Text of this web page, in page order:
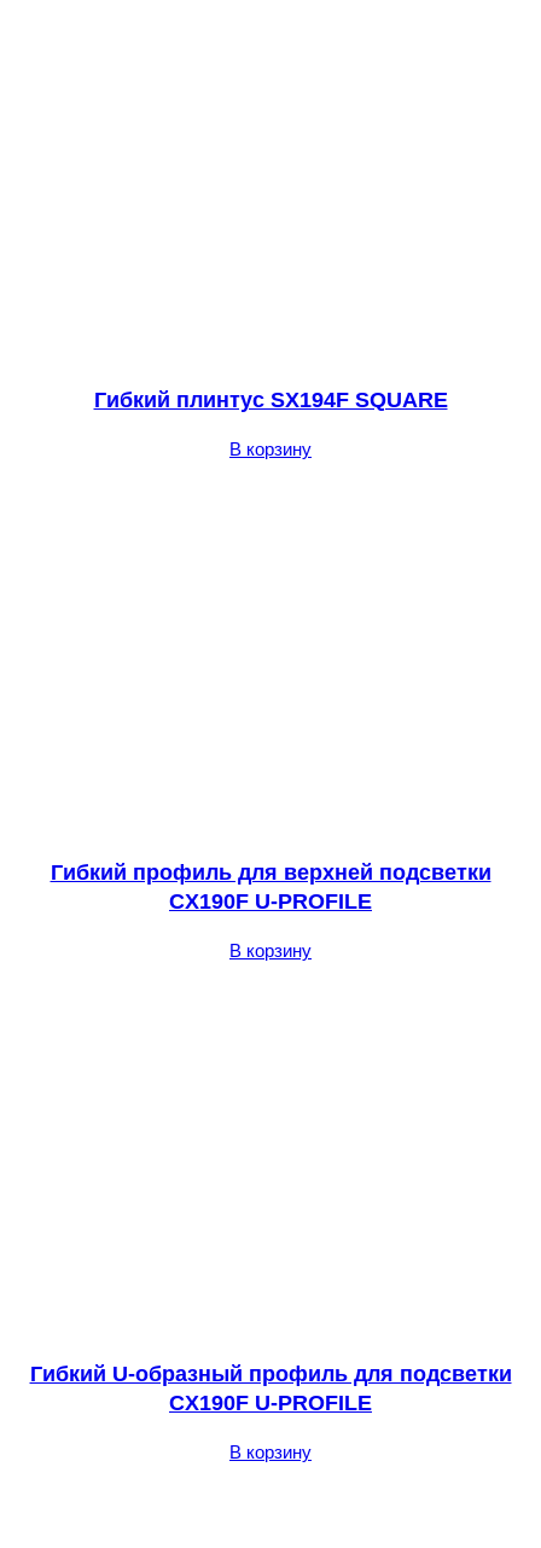
Гибкий плинтус SX194F SQUARE
В корзину
Гибкий профиль для верхней подсветки
CX190F U-PROFILE
В корзину
Гибкий U-образный профиль для подсветки
CX190F U-PROFILE
В корзину